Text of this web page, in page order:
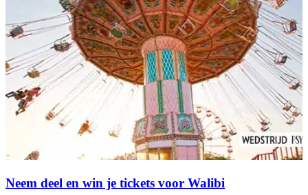
Neem deel en win je tickets voor Walibi